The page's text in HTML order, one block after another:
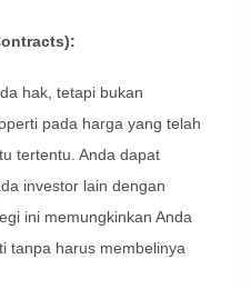
hak, tetapi bukan
pada harga yang telah
tertentu. Anda dapat
investor lain dengan
ini memungkinkan Anda
tanpa harus membelinya